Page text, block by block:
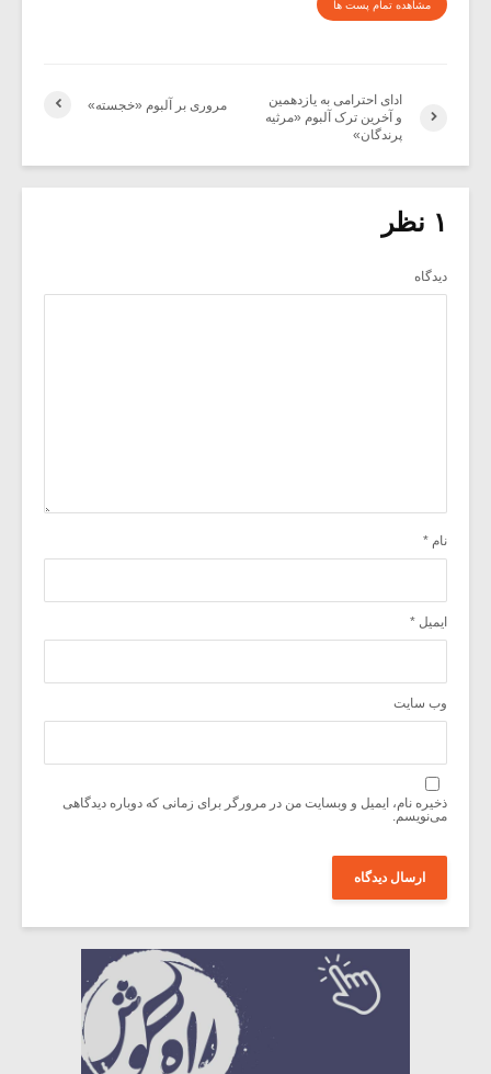
مشاهده تمام پست ها
مروری بر آلبوم «خجسته»
ادای احترامی به یازدهمین
و آخرین ترک آلبوم «مرثیه
پرندگان»
۱ نظر
دیدگاه
نام *
ایمیل *
وب‌ سایت
ذخیره نام، ایمیل و وبسایت من در مرورگر برای زمانی که دوباره دیدگاهی
می‌نویسم.